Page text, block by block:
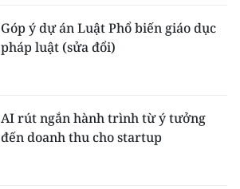
Góp ý dự án Luật Phổ biến giáo dục
pháp luật (sửa đổi)
AI rút ngắn hành trình từ ý tưởng
đến doanh thu cho startup